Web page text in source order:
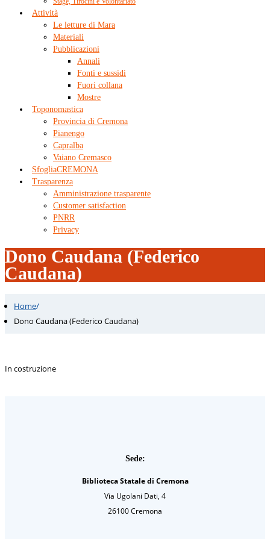
Attività
Le letture di Mara
Materiali
Pubblicazioni
Annali
Fonti e sussidi
Fuori collana
Mostre
Toponomastica
Provincia di Cremona
Pianengo
Capralba
Vaiano Cremasco
SfogliaCREMONA
Trasparenza
Amministrazione trasparente
Customer satisfaction
PNRR
Privacy
Dono Caudana (Federico
Caudana)
Home/
Dono Caudana (Federico Caudana)
In costruzione
Sede:
Biblioteca Statale di Cremona
Via Ugolani Dati, 4
26100 Cremona